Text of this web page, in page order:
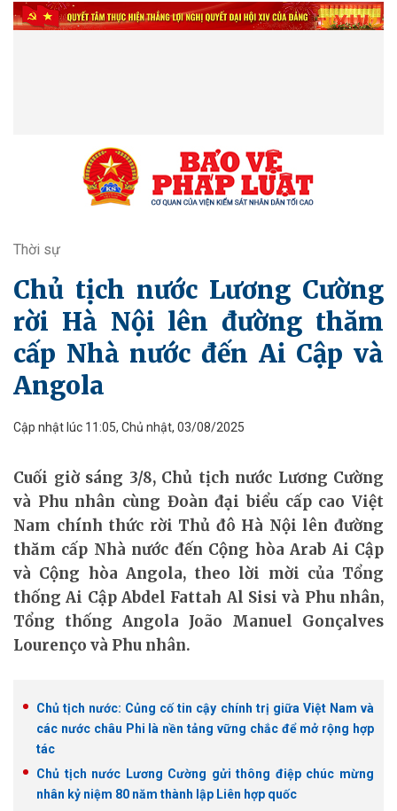
Thời sự
Chủ tịch nước Lương Cường
rời Hà Nội lên đường thăm
cấp Nhà nước đến Ai Cập và
Angola
Cập nhật lúc 11:05, Chủ nhật, 03/08/2025
Cuối giờ sáng 3/8, Chủ tịch nước Lương Cường
và Phu nhân cùng Đoàn đại biểu cấp cao Việt
Nam chính thức rời Thủ đô Hà Nội lên đường
thăm cấp Nhà nước đến Cộng hòa Arab Ai Cập
và Cộng hòa Angola, theo lời mời của Tổng
thống Ai Cập Abdel Fattah Al Sisi và Phu nhân,
Tổng thống Angola João Manuel Gonçalves
Lourenço và Phu nhân.
Chủ tịch nước: Củng cố tin cậy chính trị giữa Việt Nam và
các nước châu Phi là nền tảng vững chắc để mở rộng hợp
tác
Chủ tịch nước Lương Cường gửi thông điệp chúc mừng
nhân kỷ niệm 80 năm thành lập Liên hợp quốc